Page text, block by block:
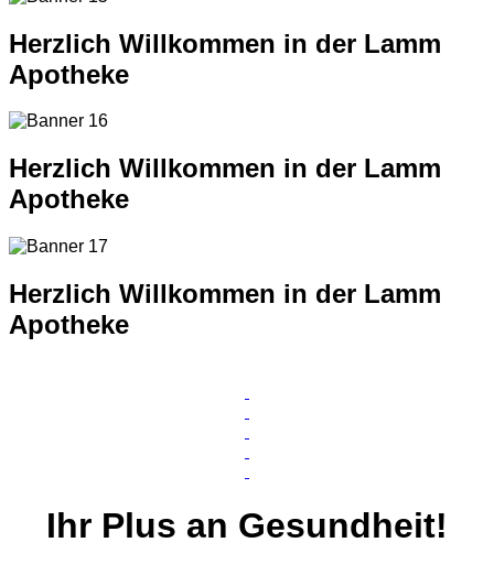
Herzlich Willkommen in der Lamm
Apotheke
Herzlich Willkommen in der Lamm
Apotheke
Herzlich Willkommen in der Lamm
Apotheke
Ihr Plus an Gesundheit!